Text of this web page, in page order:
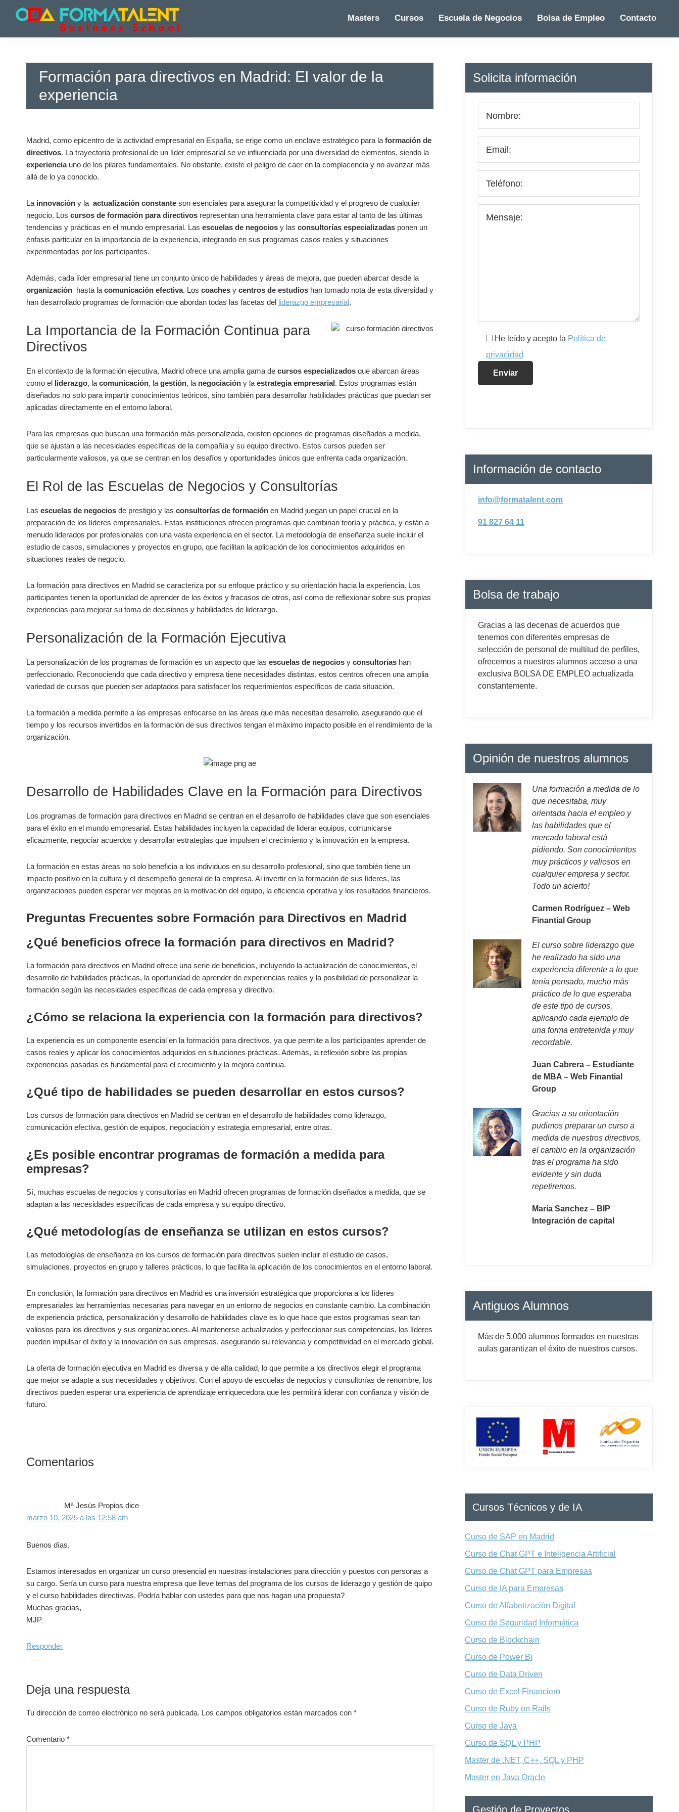
Cursos
Master
Madrid
Formatalent
Master
Masters Cursos Escuela de Negocios Bolsa de Empleo Contacto
Formación para directivos en Madrid: El valor de la
experiencia
Madrid, como epicentro de ⁢la actividad empresarial ⁢en​ España,‍ se erige ⁣como un enclave estratégico para la formación de
directivos. La trayectoria profesional de un ⁤líder empresarial se ve influenciada por una diversidad de elementos, siendo la⁤
experienciauno de los pilares fundamentales. No obstante, existe el peligro de ‌caer en la complacencia y no avanzar más
allá de lo ya conocido.
La innovación y la ‌ actualización constante son esenciales para asegurar la competitividad y el progreso de cualquier
negocio. Los cursos ‍de formación para directivos representan ​una herramienta clave para estar al ⁤tanto ‍de las‍ últimas‌
tendencias y ‍prácticas⁢ en el mundo empresarial. Las escuelas de negocios y las consultorías especializadas ponen un
énfasis particular en la importancia de la experiencia, integrando en sus ‍programas casos reales y situaciones
experimentadas por los participantes.
Además, ⁢cada líder empresarial tiene un conjunto único⁣ de habilidades y⁢ áreas de ⁣mejora, que pueden abarcar desde la‍
organización ‍ hasta la comunicación efectiva. Los coaches y centros de estudios han tomado nota de esta diversidad ⁤y
han desarrollado programas de formación que abordan todas las facetas del liderazgo empresarial.
La ​Importancia de la​ Formación Continua para
Directivos
En el contexto de⁢ la formación ejecutiva, Madrid ofrece una amplia ‌gama de cursos especializados que abarcan áreas
como ⁣el liderazgo, la comunicación, la gestión, la negociación y la estrategia empresarial. ⁢Estos programas están⁢
diseñados no solo para impartir conocimientos ​teóricos, sino también para desarrollar habilidades prácticas que puedan ser
aplicadas ⁣directamente ⁢en el entorno laboral.
Para ‍las empresas que buscan una⁤ formación más personalizada, ‍existen opciones de programas diseñados a medida,
que⁢ se ajustan ​a‍ las necesidades específicas de la compañía​ y su⁢ equipo⁣ directivo. Estos cursos pueden ser
‌particularmente valiosos, ya que se centran en ​los​ desafíos y oportunidades ​únicos que enfrenta cada organización.
El Rol de las Escuelas de Negocios y Consultorías
Las escuelas​ de⁤ negocios de prestigio y las⁤ consultorías ⁤de ​formación en Madrid juegan un ⁤papel crucial en la
preparación ⁣de los⁤ líderes empresariales. Estas ⁤instituciones ofrecen programas que combinan ​teoría y práctica, y están a⁣
menudo liderados por⁢ profesionales con una vasta experiencia‌ en el sector. La‌ metodología de enseñanza suele‌ incluir el
estudio de casos, simulaciones y ⁣proyectos en grupo, que facilitan la aplicación de los conocimientos adquiridos en
situaciones⁢ reales de negocio.
La⁤ formación‍ para directivos en Madrid ⁢se caracteriza por su enfoque práctico⁢ y su orientación hacia la⁣ experiencia. Los
participantes tienen ⁣la oportunidad de aprender de los éxitos y fracasos de otros,​ así como⁢ de reflexionar sobre sus propias
experiencias para mejorar su toma de decisiones y habilidades de liderazgo.
Personalización ⁤de la Formación Ejecutiva
La personalización de los programas de formación es un aspecto que las escuelas de negocios y consultorías han
perfeccionado. Reconociendo que cada⁤ directivo y empresa tiene necesidades distintas, estos centros ofrecen una​ amplia
variedad de⁣ cursos ‌que pueden ser adaptados para ⁤satisfacer ⁣los⁤ requerimientos específicos de cada situación.
La⁤ formación a medida permite a las empresas enfocarse en las áreas que más ⁢necesitan⁢ desarrollo, asegurando que el
tiempo y los recursos invertidos en la formación de⁢ sus directivos ⁣tengan el máximo impacto ‌posible en el rendimiento de ​la
organización.
Desarrollo de Habilidades Clave en la Formación‌ para Directivos
Los programas de‍ formación para directivos en Madrid se centran en el desarrollo de habilidades clave que son esenciales
‍para el⁣ éxito en el ⁢mundo empresarial. Estas ‌habilidades ‍incluyen la ⁣capacidad de liderar equipos, comunicarse
eficazmente, negociar acuerdos‌ y desarrollar estrategias ⁢que impulsen el ‌crecimiento y la innovación en la ⁣empresa.
La formación en estas ⁤áreas no ‌solo⁢ beneficia a⁣ los individuos en su desarrollo profesional, ‌sino que también tiene un
impacto positivo en la cultura y el desempeño general de la empresa. Al invertir en la formación‍ de sus líderes, las⁤
organizaciones ⁣pueden esperar ver mejoras en la motivación del equipo, la⁤ eficiencia ‍operativa⁢ y los resultados⁤ financieros.
Preguntas Frecuentes sobre Formación⁢ para Directivos en​ Madrid
¿Qué beneficios ofrece la formación para⁢ directivos⁢ en Madrid?
La formación para directivos en ⁣Madrid ofrece una serie​ de beneficios, incluyendo la actualización de conocimientos, el
desarrollo de habilidades prácticas, la oportunidad ⁣de aprender de ​experiencias reales y la posibilidad ⁤de⁢ personalizar la
formación ⁤según las necesidades específicas‌ de cada empresa y directivo.
¿Cómo se relaciona ⁣la experiencia con la formación para directivos?
La experiencia es un componente esencial en la⁣ formación para directivos, ya que permite a los participantes‍ aprender de
⁣casos reales‌ y aplicar los conocimientos adquiridos en situaciones prácticas. Además, la reflexión sobre ‍las​ propias
experiencias pasadas es fundamental para ⁤el crecimiento y la mejora continua.
¿Qué tipo de habilidades se pueden desarrollar en estos ⁤cursos?
Los cursos de formación para ​directivos ‌en Madrid⁤ se centran ⁤en el desarrollo de habilidades como liderazgo,
comunicación efectiva, gestión de⁤ equipos, negociación ‍y estrategia ​empresarial, entre otras.
¿Es posible encontrar programas de formación a medida para
empresas?
Sí, muchas escuelas​ de negocios y consultorías‌ en Madrid ⁣ofrecen programas de formación diseñados a medida,‍ que se
adaptan‌ a las‌ necesidades específicas de cada empresa y su equipo directivo.
¿Qué metodologías​ de enseñanza se ‍utilizan en estos cursos?
Las metodologías de enseñanza en los cursos de formación para directivos suelen ‌incluir el estudio⁤ de casos,
simulaciones, ‍proyectos en grupo y talleres prácticos, lo que facilita la aplicación​ de los conocimientos en el entorno laboral.
En‍ conclusión, la formación para⁤ directivos en Madrid es una inversión estratégica ‌que ‍proporciona a los líderes
empresariales las herramientas necesarias para navegar en un entorno de negocios en constante cambio. La ⁢combinación
de experiencia ‌práctica,⁢ personalización y desarrollo de habilidades​ clave es lo que hace que estos​ programas sean tan
valiosos para los directivos y ⁢sus organizaciones. Al⁢ mantenerse actualizados y perfeccionar sus competencias, los ​líderes
pueden impulsar el éxito y la innovación en sus empresas, asegurando su relevancia y⁢ competitividad ⁤en el mercado global.
La oferta de⁤ formación ejecutiva en Madrid es‍ diversa y de alta calidad, ‌lo ​que ‌permite a ‌los directivos elegir el‌ programa
⁤que mejor ‌se adapte a sus necesidades y objetivos. ​Con el apoyo de escuelas de negocios y ⁣consultorías de renombre, los
directivos‍ pueden esperar‌ una experiencia de⁤ aprendizaje enriquecedora que les permitirá liderar con ⁣confianza y visión de
futuro.
Interacciones
lectores
Comentarios
Mª Jesús Propios dice
marzo 10, 2025 a las 12:58 am
Buenos días,
Estamos interesados en organizar un curso presencial en nuestras instalaciones para dirección y puestos con personas a
su cargo. Sería un curso para nuestra empresa que lleve temas del programa de los cursos de liderazgo y gestión de quipo
y el curso habilidades directirvas. Podría hablar con ustedes para que nos hagan una propuesta?
Muchas gracias,
MJP
Responder
Deja una respuesta
Tu dirección de correo electrónico no será publicada. Los campos obligatorios están marcados con *
Comentario *
Barra
lateral
principal
Solicita información
He leído y acepto la Política de
privacidad
Información de contacto
info@formatalent.com
91 827 64 11
Bolsa de trabajo
Gracias a las decenas de acuerdos que
tenemos con diferentes empresas de
selección de personal de multitud de perfiles,
ofrecemos a nuestros alumnos acceso a una
exclusiva BOLSA DE EMPLEO actualizada
constantemente.
Opinión de nuestros alumnos
Una formación a medida de lo
que necesitaba, muy
orientada hacia el empleo y
las habilidades que el
mercado laboral está
pidiendo. Son conocimientos
muy prácticos y valiosos en
cualquier empresa y sector.
Todo un acierto!
Carmen Rodríguez – Web
Finantial Group
El curso sobre liderazgo que
he realizado ha sido una
experiencia diferente a lo que
tenía pensado, mucho más
práctico de lo que esperaba
de este tipo de cursos,
aplicando cada ejemplo de
una forma entretenida y muy
recordable.
Juan Cabrera – Estudiante
de MBA – Web Finantial
Group
Gracias a su orientación
pudimos preparar un curso a
medida de nuestros directivos,
el cambio en la organización
tras el programa ha sido
evidente y sin duda
repetiremos.
María Sanchez – BIP
Integración de capital
Antiguos Alumnos
Más de 5.000 alumnos formados en nuestras
aulas garantizan el éxito de nuestros cursos.
Cursos Técnicos y de IA
Curso de SAP en Madrid
Curso de Chat GPT e Inteligencia Artificial
Curso de Chat GPT para Empresas
Curso de IA para Empresas
Curso de Alfabetización Digital
Curso de Seguridad Informática
Curso de Blockchain
Curso de Power Bi
Curso de Data Driven
Curso de Excel Financiero
Curso de Ruby on Rails
Curso de Java
Curso de SQL y PHP
Master de .NET, C++, SQL y PHP
Master en Java Oracle
Gestión de Proyectos